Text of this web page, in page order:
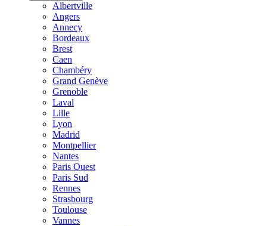
Albertville
Angers
Annecy
Bordeaux
Brest
Caen
Chambéry
Grand Genève
Grenoble
Laval
Lille
Lyon
Madrid
Montpellier
Nantes
Paris Ouest
Paris Sud
Rennes
Strasbourg
Toulouse
Vannes